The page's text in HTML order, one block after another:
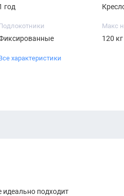
год
Макс
120 кг
характеристики
идеально подходит